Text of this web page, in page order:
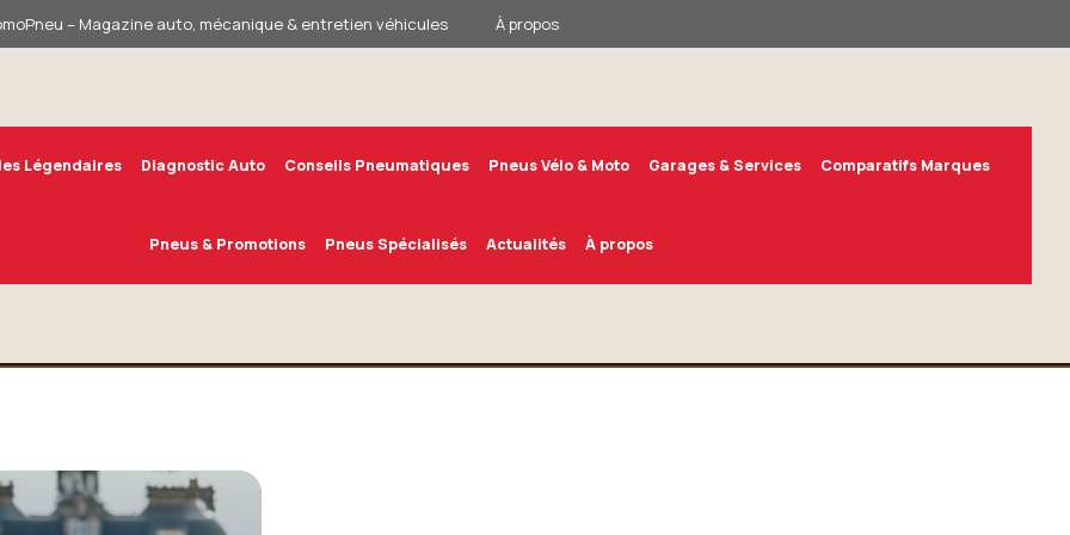
– Magazine auto, mécanique & entretien véhicules À propos
Légendaires Diagnostic Auto Conseils Pneumatiques Pneus Vélo & Moto Garages & Services Comparatifs Marques
Pneus & Promotions Pneus Spécialisés Actualités À propos